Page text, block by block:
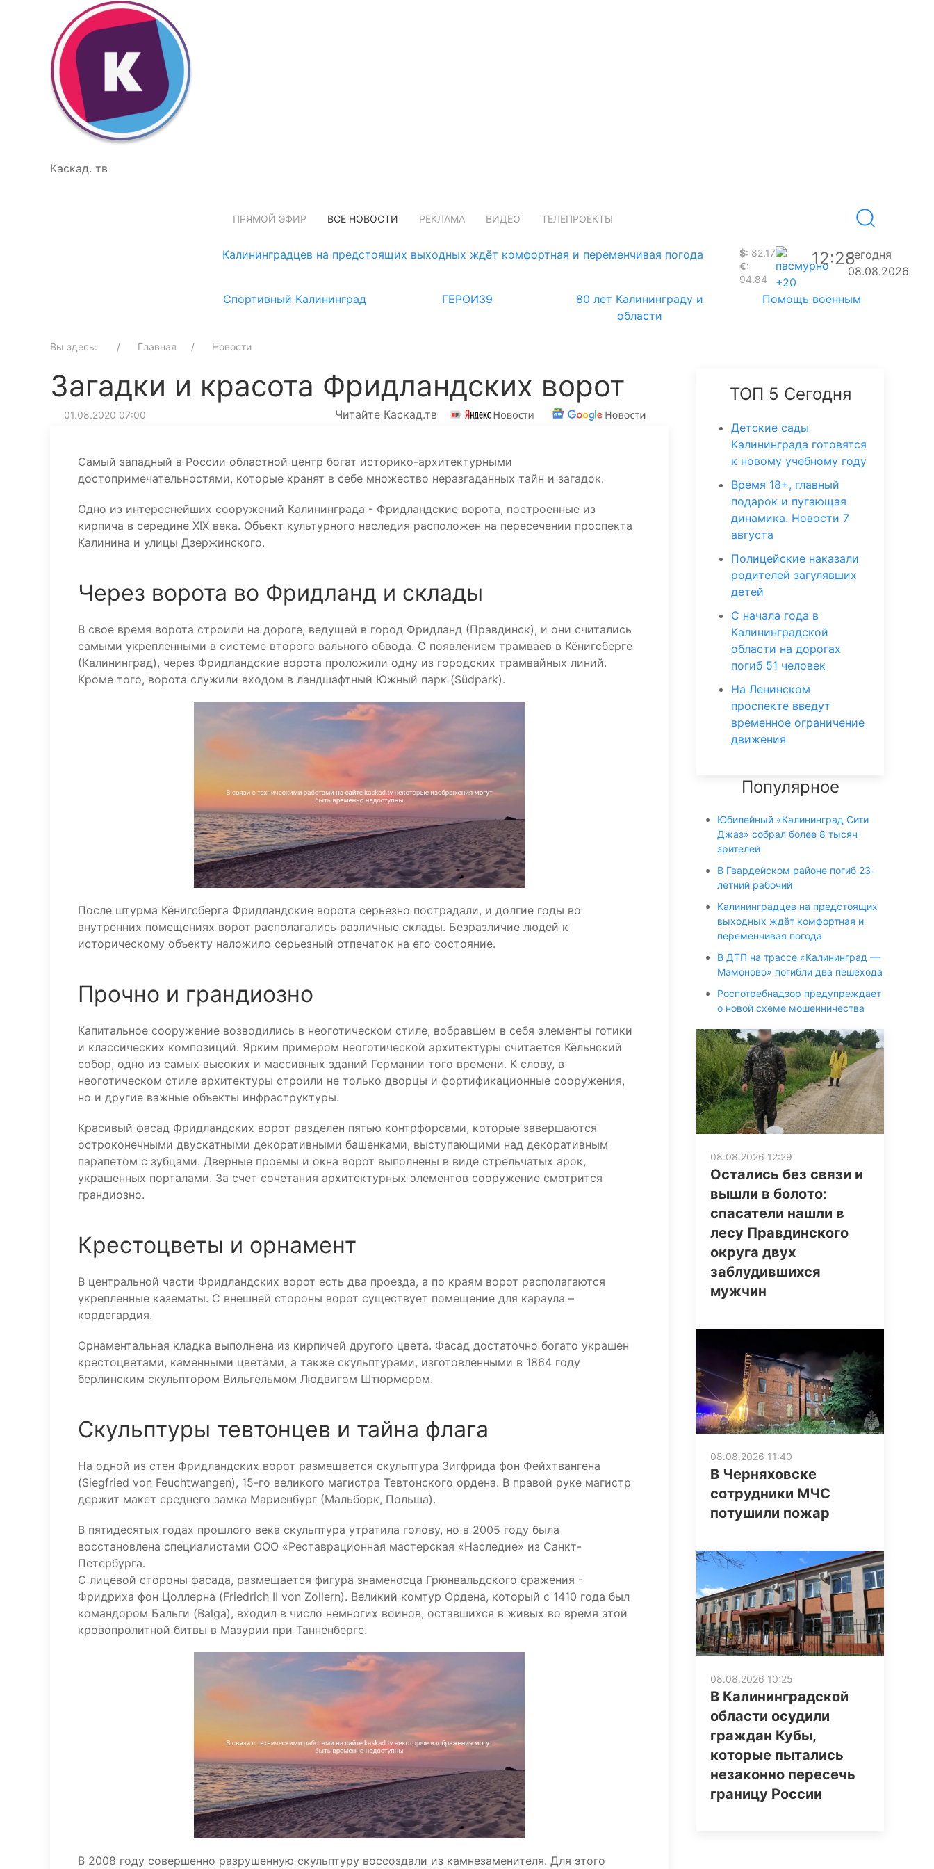
Каскад. тв
ПРЯМОЙ ЭФИР ВСЕ НОВОСТИ РЕКЛАМА ВИДЕО ТЕЛЕПРОЕКТЫ
Калининградцев на предстоящих выходных ждёт комфортная и переменчивая погода $: 82.17
€:
94.84
+20
12:28сегодня
08.08.2026
Спортивный Калининград
ГЕРОИ39
80 лет Калининграду и
области
Помощь военным
Вы здесь: Главная Новости
Загадки и красота Фридландских ворот
01.08.2020 07:00 Читайте Каскад.тв
Самый западный в России областной центр богат историко-архитектурными
достопримечательностями, которые хранят в себе множество неразгаданных тайн и загадок.
Одно из интереснейших сооружений Калининграда - Фридландские ворота, построенные из
кирпича в середине XIX века. Объект культурного наследия расположен на пересечении проспекта
Калинина и улицы Дзержинского.
Через ворота во Фридланд и склады
В свое время ворота строили на дороге, ведущей в город Фридланд (Правдинск), и они считались
самыми укрепленными в системе второго вального обвода. С появлением трамваев в Кёнигсберге
(Калининград), через Фридландские ворота проложили одну из городских трамвайных линий.
Кроме того, ворота служили входом в ландшафтный Южный парк (Südpark).
После штурма Кёнигсберга Фридландские ворота серьезно пострадали, и долгие годы во
внутренних помещениях ворот располагались различные склады. Безразличие людей к
историческому объекту наложило серьезный отпечаток на его состояние.
Прочно и грандиозно
Капитальное сооружение возводились в неоготическом стиле, вобравшем в себя элементы готики
и классических композиций. Ярким примером неоготической архитектуры считается Кёльнский
собор, одно из самых высоких и массивных зданий Германии того времени. К слову, в
неоготическом стиле архитектуры строили не только дворцы и фортификационные сооружения,
но и другие важные объекты инфраструктуры.
Красивый фасад Фридландских ворот разделен пятью контрфорсами, которые завершаются
остроконечными двускатными декоративными башенками, выступающими над декоративным
парапетом с зубцами. Дверные проемы и окна ворот выполнены в виде стрельчатых арок,
украшенных порталами. За счет сочетания архитектурных элементов сооружение смотрится
грандиозно.
Крестоцветы и орнамент
В центральной части Фридландских ворот есть два проезда, а по краям ворот располагаются
укрепленные казематы. С внешней стороны ворот существует помещение для караула –
кордегардия.
Орнаментальная кладка выполнена из кирпичей другого цвета. Фасад достаточно богато украшен
крестоцветами, каменными цветами, а также скульптурами, изготовленными в 1864 году
берлинским скульптором Вильгельмом Людвигом Штюрмером.
Скульптуры тевтонцев и тайна флага
На одной из стен Фридландских ворот размещается скульптура Зигфрида фон Фейхтвангена
(Siegfried von Feuchtwangen), 15-го великого магистра Тевтонского ордена. В правой руке магистр
держит макет среднего замка Мариенбург (Мальборк, Польша).
В пятидесятых годах прошлого века скульптура утратила голову, но в 2005 году была
восстановлена специалистами ООО «Реставрационная мастерская «Наследие» из Санкт-
Петербурга.
С лицевой стороны фасада, размещается фигура знаменосца Грюнвальдского сражения -
Фридриха фон Цоллерна (Friedrich II von Zollern). Великий комтур Ордена, который с 1410 года был
командором Бальги (Balga), входил в число немногих воинов, оставшихся в живых во время этой
кровопролитной битвы в Мазурии при Танненберге.
В 2008 году совершенно разрушенную скульптуру воссоздали из камнезаменителя. Для этого
ТОП 5 Сегодня
Детские сады
Калининграда готовятся
к новому учебному году
Время 18+, главный
подарок и пугающая
динамика. Новости 7
августа
Полицейские наказали
родителей загулявших
детей
С начала года в
Калининградской
области на дорогах
погиб 51 человек
На Ленинском
проспекте введут
временное ограничение
движения
Популярное
Юбилейный «Калининград Сити
Джаз» собрал более 8 тысяч
зрителей
В Гвардейском районе погиб 23-
летний рабочий
Калининградцев на предстоящих
выходных ждёт комфортная и
переменчивая погода
В ДТП на трассе «Калининград —
Мамоново» погибли два пешехода
Роспотребнадзор предупреждает
о новой схеме мошенничества
08.08.2026 12:29
Остались без связи и
вышли в болото:
спасатели нашли в
лесу Правдинского
округа двух
заблудившихся
мужчин
08.08.2026 11:40
В Черняховске
сотрудники МЧС
потушили пожар
08.08.2026 10:25
В Калининградской
области осудили
граждан Кубы,
которые пытались
незаконно пересечь
границу России